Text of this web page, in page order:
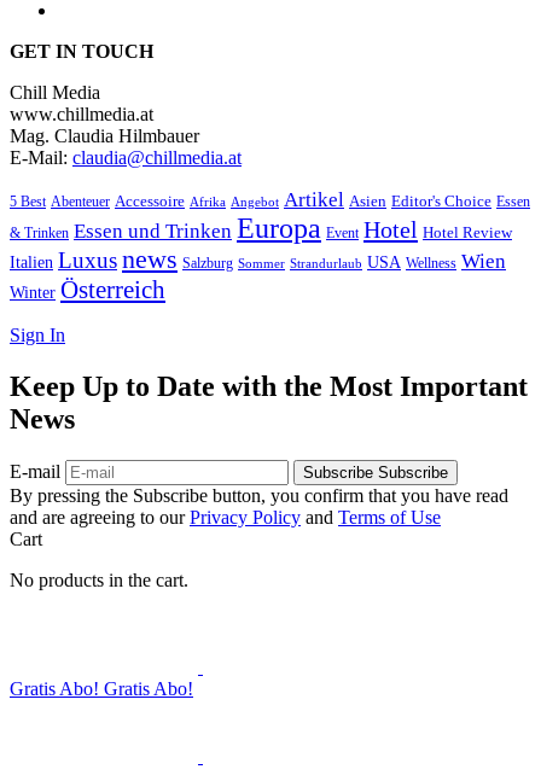
GET IN TOUCH
Chill Media
www.chillmedia.at
Mag. Claudia Hilmbauer
E-Mail: claudia@chillmedia.at
5 Best Abenteuer Accessoire Afrika Angebot Artikel Asien Editor's Choice Essen
& Trinken Essen und Trinken Europa Event Hotel Hotel Review
Italien Luxusnews Salzburg Sommer Strandurlaub USA Wellness Wien
Winter Österreich
Sign In
Keep Up to Date with the Most Important
News
E-mail Subscribe Subscribe
By pressing the Subscribe button, you confirm that you have read
and are agreeing to ourPrivacy Policy and Terms of Use
Cart
No products in the cart.
Gratis Abo! Gratis Abo!